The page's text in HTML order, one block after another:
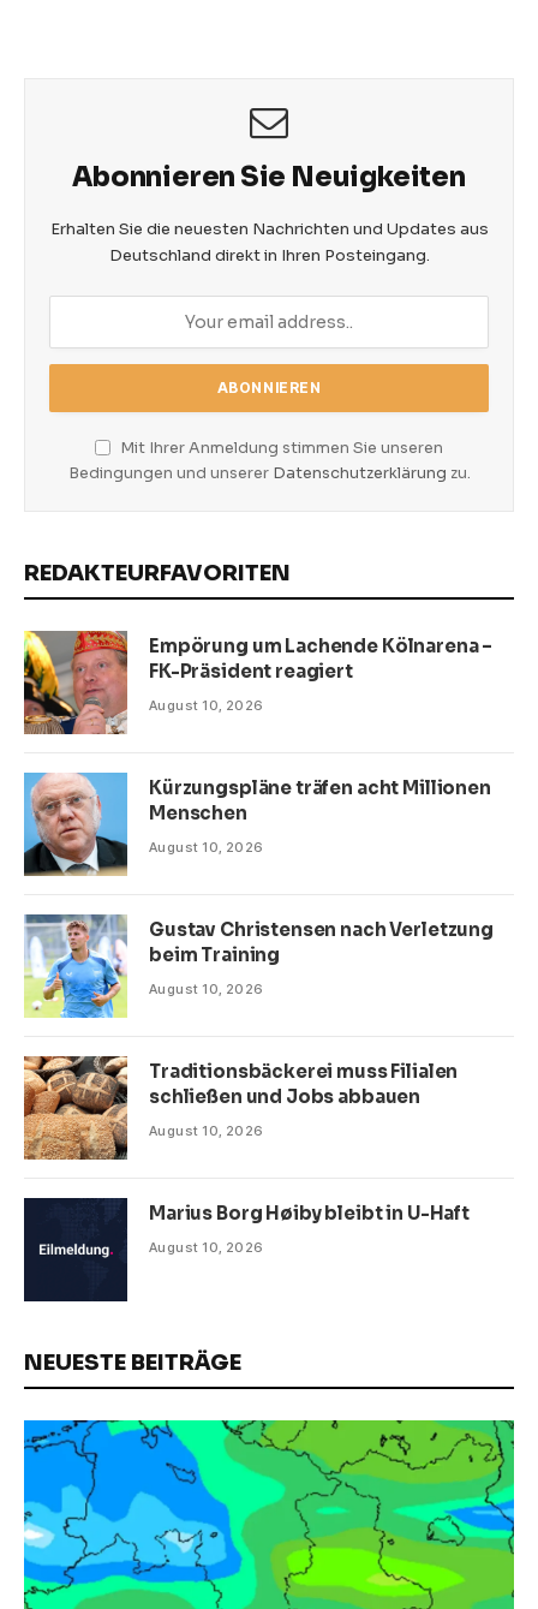
Abonnieren Sie Neuigkeiten
Erhalten Sie die neuesten Nachrichten und Updates aus
Deutschland direkt in Ihren Posteingang.
Mit Ihrer Anmeldung stimmen Sie unseren
Bedingungen und unserer Datenschutzerklärung zu.
REDAKTEURFAVORITEN
Empörung um Lachende Kölnarena –
FK-Präsident reagiert
August 10, 2026
Kürzungspläne träfen acht Millionen
Menschen
August 10, 2026
Gustav Christensen nach Verletzung
beim Training
August 10, 2026
Traditionsbäckerei muss Filialen
schließen und Jobs abbauen
August 10, 2026
Marius Borg Høiby bleibt in U-Haft
August 10, 2026
NEUESTE BEITRÄGE